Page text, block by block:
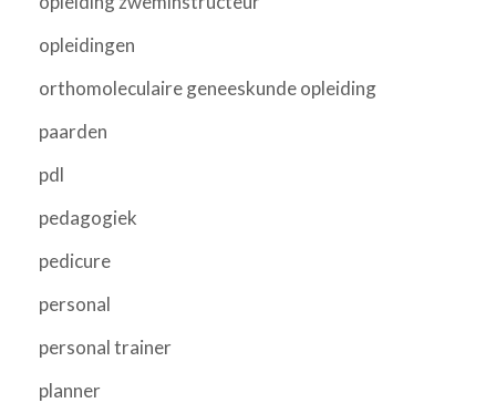
opleidingen
orthomoleculaire geneeskunde opleiding
paarden
pdl
pedagogiek
pedicure
personal
personal trainer
planner